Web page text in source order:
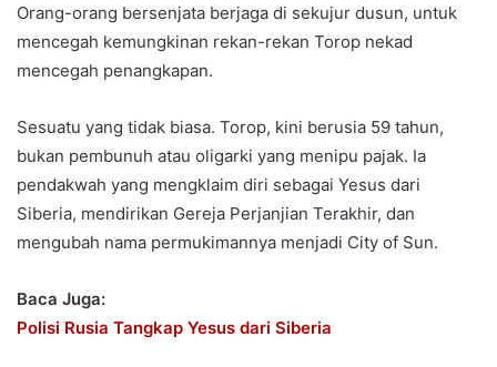
Orang-orang bersenjata berjaga di sekujur dusun, untuk
mencegah kemungkinan rekan-rekan Torop nekad
mencegah penangkapan.
Sesuatu yang tidak biasa. Torop, kini berusia 59 tahun,
bukan pembunuh atau oligarki yang menipu pajak. Ia
pendakwah yang mengklaim diri sebagai Yesus dari
Siberia, mendirikan Gereja Perjanjian Terakhir, dan
mengubah nama permukimannya menjadi City of Sun.
Baca Juga:
Polisi Rusia Tangkap Yesus dari Siberia